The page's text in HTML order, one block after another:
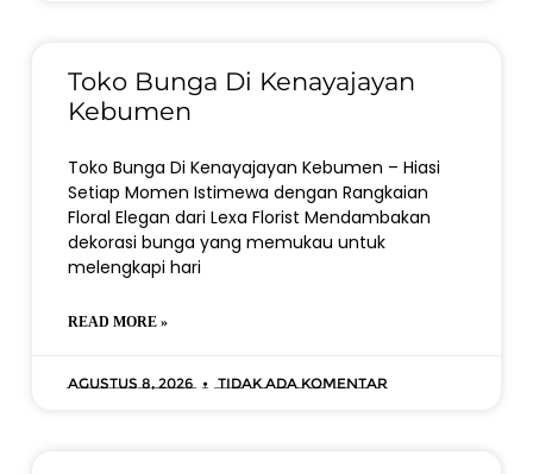
Toko Bunga Di Kenayajayan
Kebumen
Toko Bunga Di Kenayajayan Kebumen – Hiasi
Setiap Momen Istimewa dengan Rangkaian
Floral Elegan dari Lexa Florist Mendambakan
dekorasi bunga yang memukau untuk
melengkapi hari
READ MORE »
Agustus 8, 2026 Tidak ada komentar